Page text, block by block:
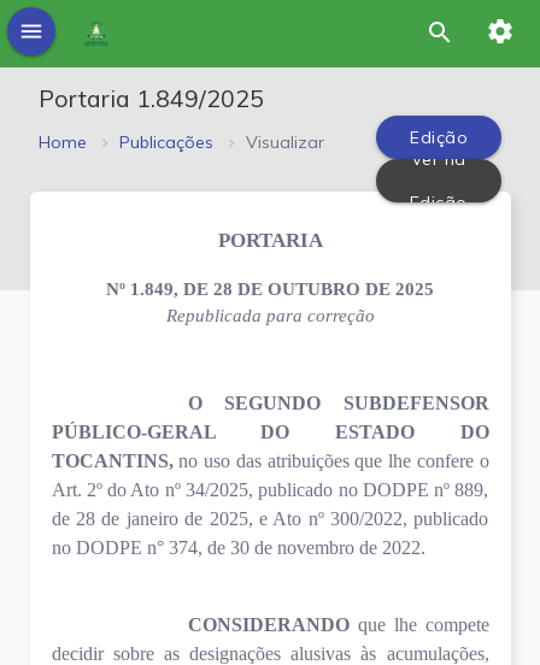
search settings
menu
Portaria 1.849/2025
Home Publicações Visualizar
Edição
Ver na
Edição
PORTARIA
Nº 1.849, DE 28 DE OUTUBRO DE 2025
Republicada para correção
O SEGUNDO SUBDEFENSOR
PÚBLICO-GERAL DO ESTADO DO
TOCANTINS,no uso das atribuições que lhe confere o
Art. 2º do Ato nº 34/2025, publicado no DODPE nº 889,
de 28 de janeiro de 2025, e Ato nº 300/2022, publicado
no DODPE n° 374, de 30 de novembro de 2022.
CONSIDERANDO que lhe compete
decidir sobre as designações alusivas às acumulações,